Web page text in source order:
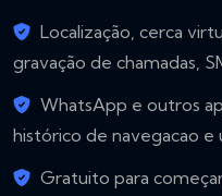
Localização, cerca
gravação de chamadas,
WhatsApp e outros
histórico de navegacao e
Gratuito para